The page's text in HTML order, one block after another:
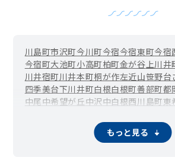
川島町市沢町今川町今宿今宿東町今宿
今宿町大池町小高町柏町金が谷上川井
川井宿町川井本町桐が作左近山笹野台
四季美台下川井町白根白根町善部町都
中尾中希望が丘中沢中白根西川島町東
もっと見る